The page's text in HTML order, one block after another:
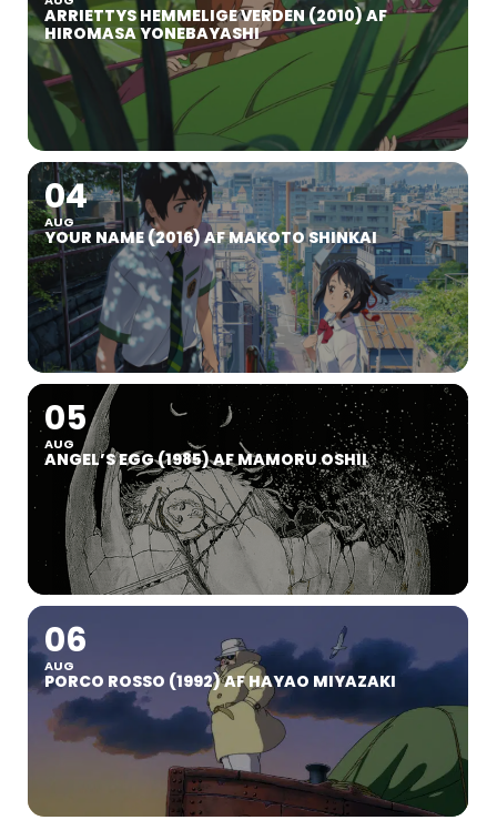
ARRIETTYS HEMMELIGE VERDEN (2010) AF
HIROMASA YONEBAYASHI
04
AUG
YOUR NAME (2016) AF MAKOTO SHINKAI
05
AUG
ANGEL’S EGG (1985) AF MAMORU OSHII
06
AUG
PORCO ROSSO (1992) AF HAYAO MIYAZAKI